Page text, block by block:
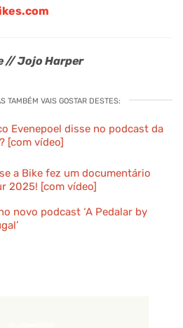
// Jojo Harper
TAMBÉM VAIS GOSTAR DESTES:
Evenepoel disse no podcast da
[com vídeo]
a Bike fez um documentário
2025! [com vídeo]
novo podcast ‘A Pedalar by